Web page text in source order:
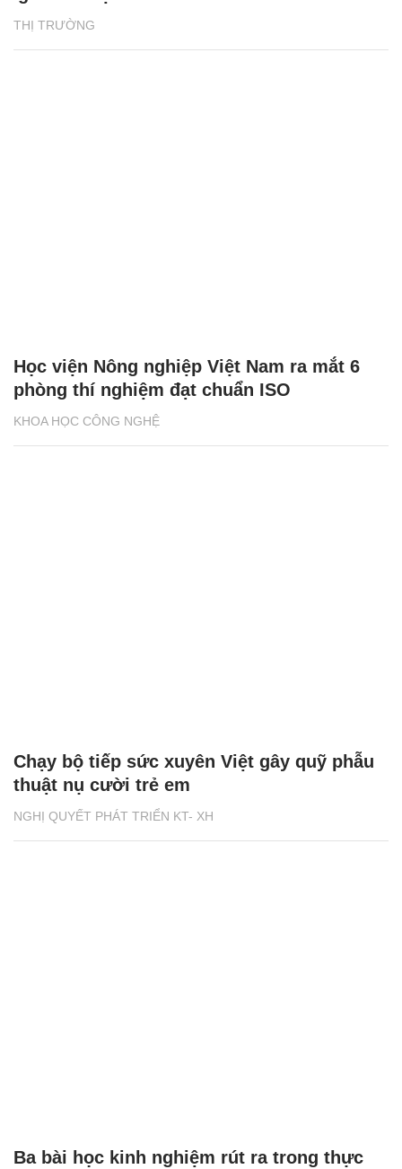
THỊ TRƯỜNG
KHOA HỌC CÔNG NGHỆ
Học viện Nông nghiệp Việt Nam ra mắt 6
phòng thí nghiệm đạt chuẩn ISO
NGHỊ QUYẾT PHÁT TRIỂN KT- XH
Chạy bộ tiếp sức xuyên Việt gây quỹ phẫu
thuật nụ cười trẻ em
Ba bài học kinh nghiệm rút ra trong thực